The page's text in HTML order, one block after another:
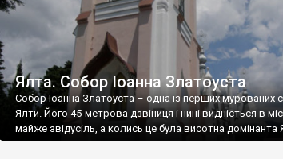
Ялта. Собор Іоанна Златоуста
Собор Іоанна Златоуста – одна із перших мурованих
Ялти. Його 45-метрова дзвіниця і нині видніється в
майже звідусіль, а колись це була висотна домінанта